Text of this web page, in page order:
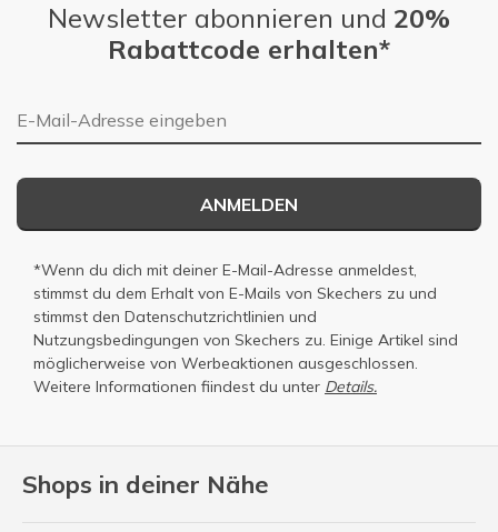
Shops in deiner Nähe
Newsletter abonnieren und 20%
Rabattcode erhalten*
E-Mail-Adresse
ANMELDEN
*Wenn du dich mit deiner E-Mail-Adresse anmeldest,
stimmst du dem Erhalt von E-Mails von Skechers zu und
stimmst den Datenschutzrichtlinien und
Nutzungsbedingungen von Skechers zu. Einige Artikel sind
möglicherweise von Werbeaktionen ausgeschlossen.
Weitere Informationen fiindest du unter Details.